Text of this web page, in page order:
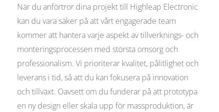
När du anförtror dina projekt till Highleap Electronic
kan du vara säker på att vårt engagerade team
kommer att hantera varje aspekt av tillverknings- och
monteringsprocessen med största omsorg och
professionalism. Vi prioriterar kvalitet, pålitlighet och
leverans i tid, så att du kan fokusera på innovation
och tillväxt. Oavsett om du funderar på att prototypa
en ny design eller skala upp för massproduktion, är